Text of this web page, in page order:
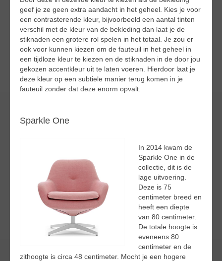
geef je ze geen extra aandacht in het geheel. Kies je voor
een contrasterende kleur, bijvoorbeeld een aantal tinten
verschil met de kleur van de bekleding dan laat je de
stiknaden een grotere rol spelen in het totaal. Je zou er
ook voor kunnen kiezen om de fauteuil in het geheel in
een tijdloze kleur te kiezen en de stiknaden in de door jou
gekozen accentkleur uit te laten voeren. Hierdoor laat je
deze kleur op een subtiele manier terug komen in je
fauteuil zonder dat deze enorm opvalt.
Sparkle One
In 2014 kwam de
Sparkle One in de
collectie, dit is de
lage uitvoering.
Deze is 75
centimeter breed en
heeft een diepte
van 80 centimeter.
De totale hoogte is
eveneens 80
centimeter en de
zithoogte is circa 48 centimeter. Mocht je een hogere